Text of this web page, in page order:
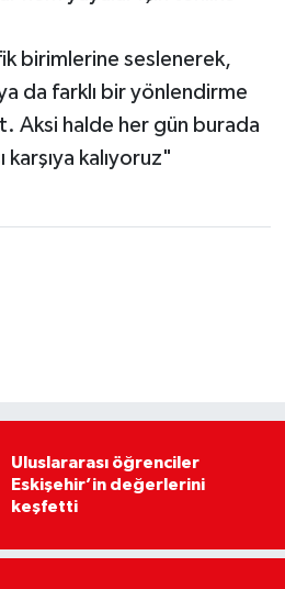
birimlerine seslenerek,
da farklı bir yönlendirme
Aksi halde her gün burada
karşıya kalıyoruz"
Uluslararası öğrenciler
Eskişehir’in değerlerini
keşfetti